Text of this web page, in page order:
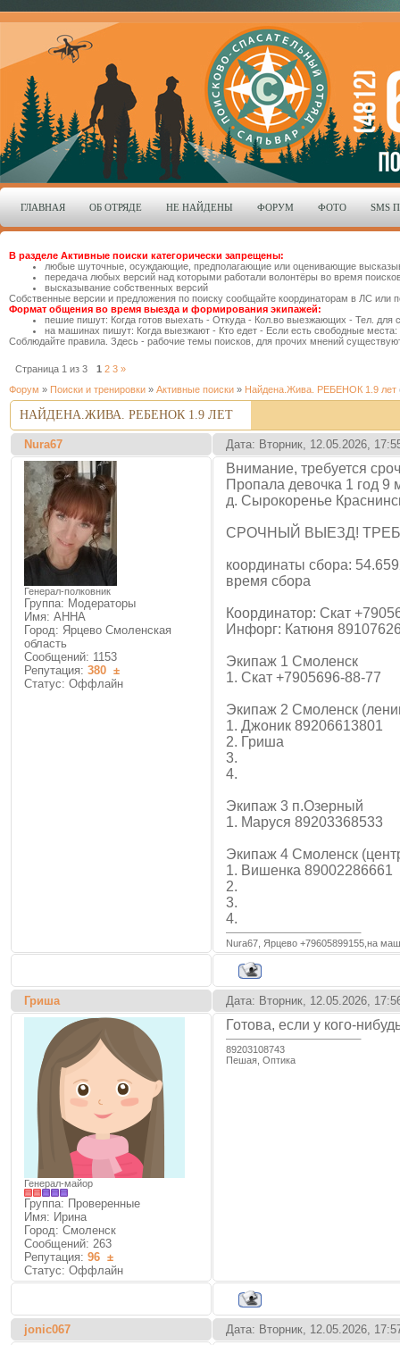
ГЛАВНАЯ ОБ ОТРЯДЕ НЕ НАЙДЕНЫ ФОРУМ ФОТО SMS
В разделе Активные поиски категорически запрещены:
любые шуточные, осуждающие, предполагающие или оценивающие
передача любых версий над которыми работали волонтёры во время
высказывание собственных версий
Собственные версии и предложения по поиску сообщайте координаторам в ЛС или
Формат общения во время выезда и формирования экипажей:
пешие пишут: Когда готов выехать - Откуда - Кол.во выезжающих - Тел. для
на машинах пишут: Когда выезжают - Кто едет - Если есть свободные места:
Соблюдайте правила. Здесь - рабочие темы поисков, для прочих мнений
Страница 1 из 3 1 2 3 »
Форум » Поиски и тренировки » Активные поиски » Найдена.Жива. РЕБЕНОК 1.9 лет
НАЙДЕНА.ЖИВА. РЕБЕНОК 1.9 ЛЕТ
Nura67 Дата: Вторник, 12.05.2026,
Генерал-полковник
Группа: Модераторы
Имя: АННА
Город: Ярцево Смоленская
область
Сообщений: 1153
Репутация: 380 ±
Статус: Оффлайн
Внимание, требуется
Пропала девочка 1 год 9
д. Сырокоренье
СРОЧНЫЙ ВЫЕЗД!
координаты сбора:
время сбора
Координатор: Скат
Инфорг: Катюня
Экипаж 1 Смоленск
1. Скат +7905696-88-77
Экипаж 2 Смоленск
1. Джоник 89206613801
2. Гриша
3.
4.
Экипаж 3 п.Озерный
1. Маруся 89203368533
Экипаж 4 Смоленск
1. Вишенка 89002286661
2.
3.
4.
Nura67, Ярцево +79605899155,на
Гриша Дата: Вторник, 12.05.2026,
Генерал-майор
Группа: Проверенные
Имя: Ирина
Город: Смоленск
Сообщений: 263
Репутация: 96 ±
Статус: Оффлайн
Готова, если у кого-
89203108743
Пешая, Оптика
jonic067 Дата: Вторник, 12.05.2026,